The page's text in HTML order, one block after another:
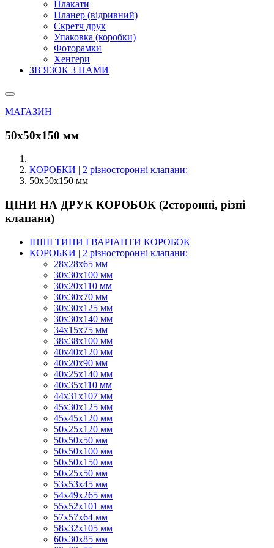
Плакати
Планер (відривний)
Скретч друк
Упаковка (коробки)
Фоторамки
Хенгери
ЗВ'ЯЗОК З НАМИ
МАГАЗИН
50х50х150 мм
КОРОБКИ | 2 різносторонні клапани:
50х50х150 мм
ЦІНИ НА ДРУК КОРОБОК (2сторонні, різні
клапани)
ІНШІ ТИПИ І ВАРІАНТИ КОРОБОК
КОРОБКИ | 2 різносторонні клапани:
28х28х65 мм
30х30х100 мм
30х20х110 мм
30х30х70 мм
30х30х125 мм
30х30х140 мм
34х15х75 мм
38х38х100 мм
40х40х120 мм
40х20х90 мм
40х25х140 мм
40х35х110 мм
44х31х107 мм
45х30х125 мм
45х45х120 мм
50х25х120 мм
50х50х50 мм
50х50х100 мм
50х50х150 мм
50х25х50 мм
53х53х45 мм
54х49х265 мм
55х52х101 мм
57х57х64 мм
58х32х105 мм
60х30х85 мм